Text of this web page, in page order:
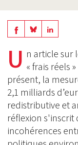
Share
on
Facebook
Share
BlueSky
Share
U n article sur
« frais réels
présent, la
2,1 milliards
redistributive et
réflexion s'inscrit
incohérences